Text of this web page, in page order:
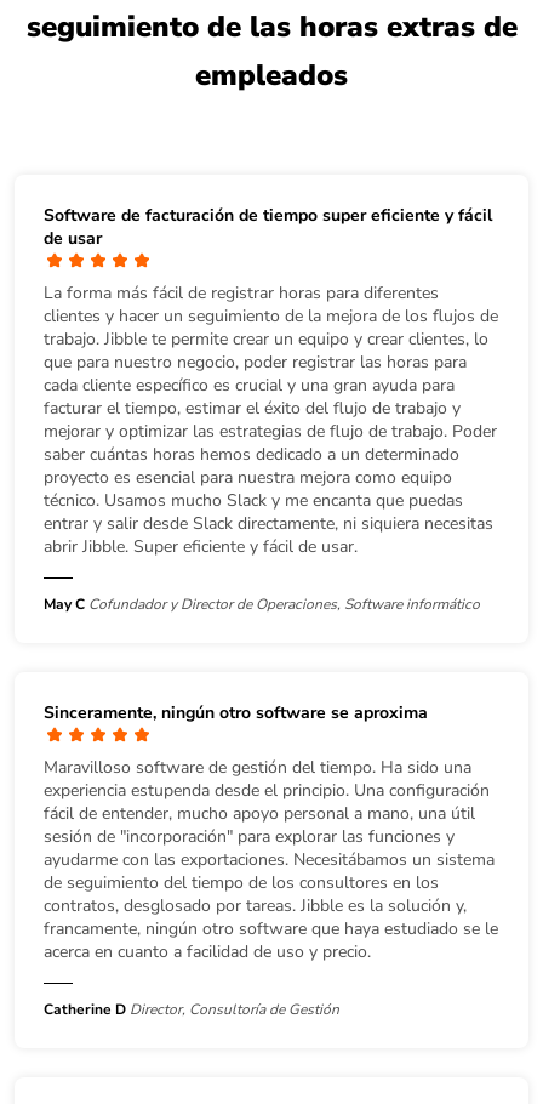
seguimiento de las horas extras de
empleados
Software de facturación de tiempo super eficiente y fácil
de usar
La forma más fácil de registrar horas para diferentes
clientes y hacer un seguimiento de la mejora de los flujos de
trabajo. Jibble te permite crear un equipo y crear clientes, lo
que para nuestro negocio, poder registrar las horas para
cada cliente específico es crucial y una gran ayuda para
facturar el tiempo, estimar el éxito del flujo de trabajo y
mejorar y optimizar las estrategias de flujo de trabajo. Poder
saber cuántas horas hemos dedicado a un determinado
proyecto es esencial para nuestra mejora como equipo
técnico. Usamos mucho Slack y me encanta que puedas
entrar y salir desde Slack directamente, ni siquiera necesitas
abrir Jibble. Super eficiente y fácil de usar.
May C Cofundador y Director de Operaciones, Software informático
Sinceramente, ningún otro software se aproxima
Maravilloso software de gestión del tiempo. Ha sido una
experiencia estupenda desde el principio. Una configuración
fácil de entender, mucho apoyo personal a mano, una útil
sesión de "incorporación" para explorar las funciones y
ayudarme con las exportaciones. Necesitábamos un sistema
de seguimiento del tiempo de los consultores en los
contratos, desglosado por tareas. Jibble es la solución y,
francamente, ningún otro software que haya estudiado se le
acerca en cuanto a facilidad de uso y precio.
Catherine D Director, Consultoría de Gestión